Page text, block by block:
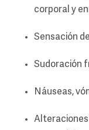
corporal y
Sensación
Sudoración
Náuseas,
Alteraciones